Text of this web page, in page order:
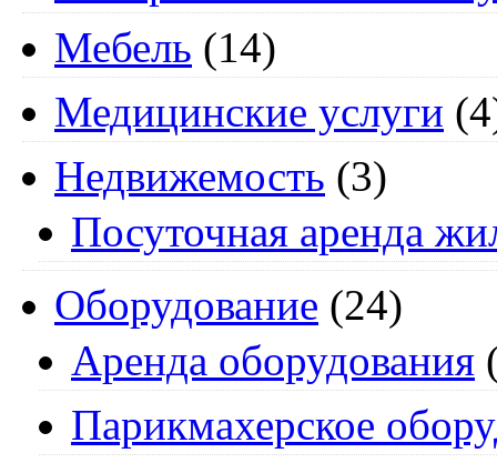
Мебель (14)
Медицинские услуги
Недвижемость (3)
Посуточная аренда
Оборудование (24)
Аренда оборудования
Парикмахерское